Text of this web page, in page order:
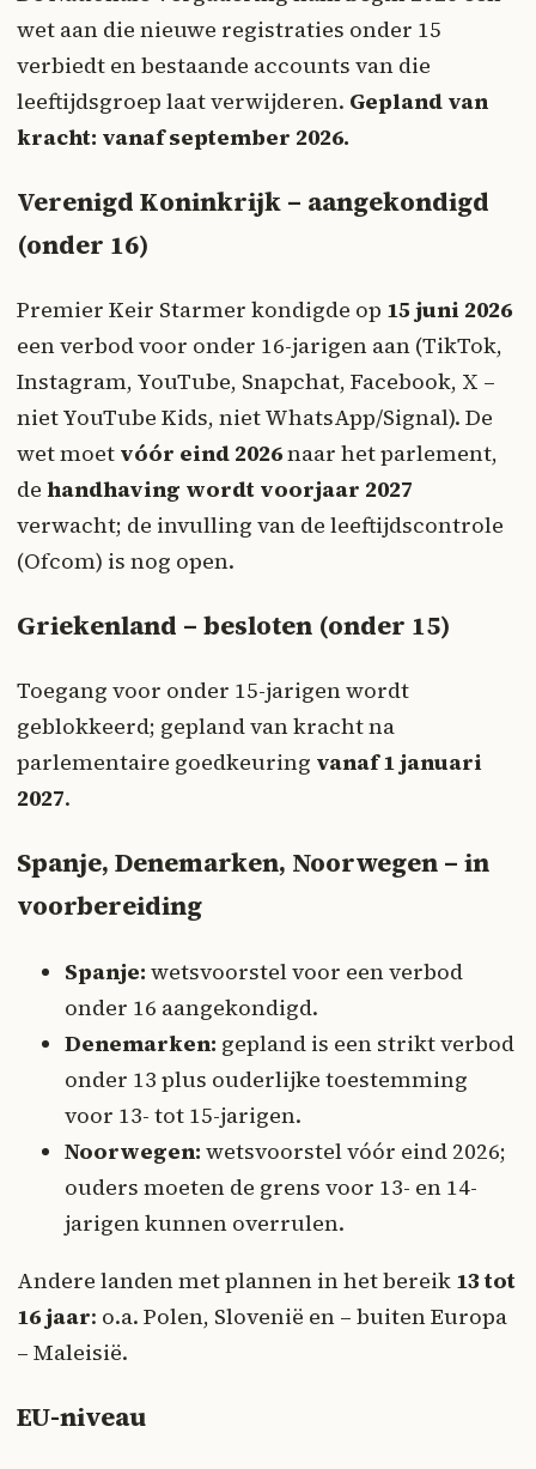
wet aan die nieuwe registraties onder 15
verbiedt en bestaande accounts van die
leeftijdsgroep laat verwijderen. Gepland van
kracht: vanaf september 2026.
Verenigd Koninkrijk – aangekondigd
(onder 16)
Premier Keir Starmer kondigde op 15 juni 2026
een verbod voor onder 16-jarigen aan (TikTok,
Instagram, YouTube, Snapchat, Facebook, X –
niet YouTube Kids, niet WhatsApp/Signal). De
wet moet vóór eind 2026naar het parlement,
de handhaving wordt voorjaar 2027
verwacht; de invulling van de leeftijdscontrole
(Ofcom) is nog open.
Griekenland – besloten (onder 15)
Toegang voor onder 15-jarigen wordt
geblokkeerd; gepland van kracht na
parlementaire goedkeuring vanaf 1 januari
2027.
Spanje, Denemarken, Noorwegen – in
voorbereiding
Spanje: wetsvoorstel voor een verbod
onder 16 aangekondigd.
Denemarken: gepland is een strikt verbod
onder 13 plus ouderlijke toestemming
voor 13- tot 15-jarigen.
Noorwegen: wetsvoorstel vóór eind 2026;
ouders moeten de grens voor 13- en 14-
jarigen kunnen overrulen.
Andere landen met plannen in het bereik 13 tot
16 jaar: o.a. Polen, Slovenië en – buiten Europa
– Maleisië.
EU-niveau